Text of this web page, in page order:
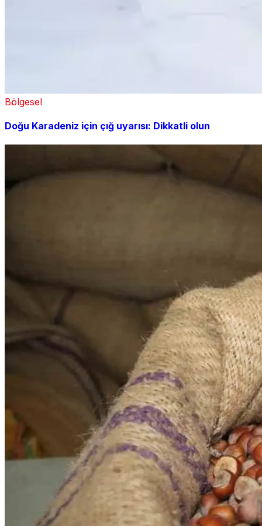
Bölgesel
Doğu Karadeniz için çığ uyarısı: Dikkatli olun